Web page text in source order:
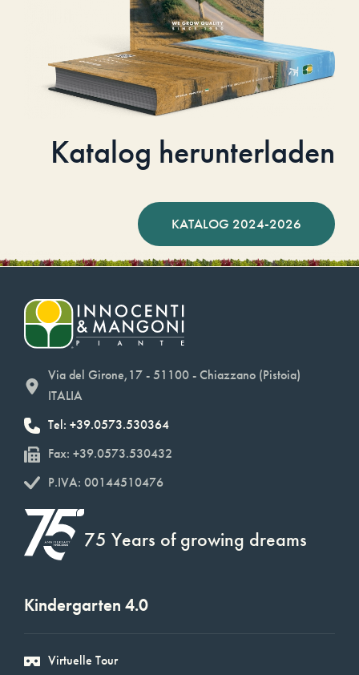
Katalog herunterladen
KATALOG 2024-2026
Via del Girone,17 - 51100 - Chiazzano (Pistoia)
ITALIA
Tel: +39.0573.530364
Fax: +39.0573.530432
P.IVA: 00144510476
75 Years of growing dreams
Kindergarten 4.0
Virtuelle Tour